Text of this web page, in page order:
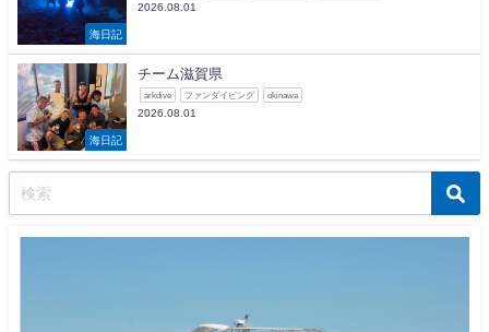
海日記
2026.08.01
海日記
チーム滋賀県
arkdive ファンダイビング okinawa
2026.08.01